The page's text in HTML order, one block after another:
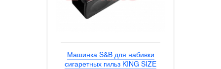
Машинка S&B для набивки
сигаретных гильз KING SIZE